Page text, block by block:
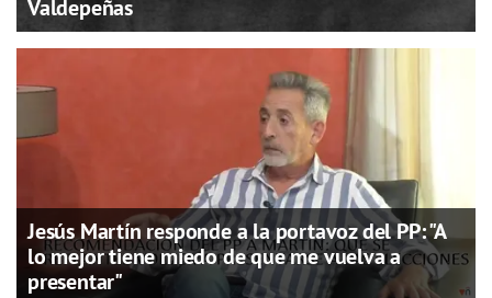
Valdepeñas
Jesús Martín responde a la portavoz del PP: "A
lo mejor tiene miedo de que me vuelva a
presentar"